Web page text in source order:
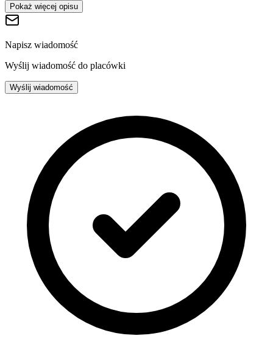
Pokaż więcej opisu
Napisz wiadomość
Wyślij wiadomość do placówki
Wyślij wiadomość